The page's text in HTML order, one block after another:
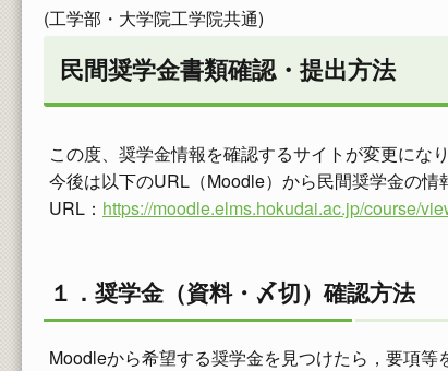
(工学部・大学院工学院共通)
民間奨学金書類確認・提出方法
この度、奨学金情報を確認するサイトが変更にな
今後は以下のURL（Moodle）から民間奨学金の情
URL： https://moodle.elms.hokudai.ac.jp/course/
１．奨学金（資料・〆切）確認方法
Moodleから希望する奨学金を見つけたら，要項等